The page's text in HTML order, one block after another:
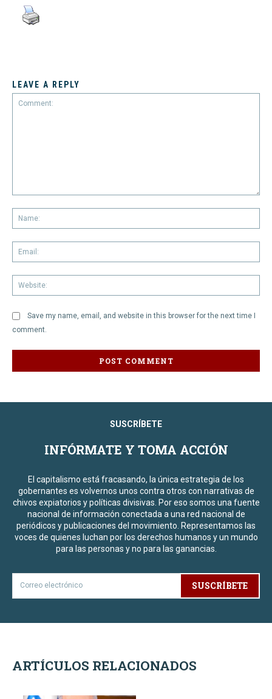
LEAVE A REPLY
Save my name, email, and website in this browser for the next time I
comment.
SUSCRÍBETE
INFÓRMATE Y TOMA ACCIÓN
El capitalismo está fracasando, la única estrategia de los
gobernantes es volvernos unos contra otros con narrativas de
chivos expiatorios y políticas divisivas. Por eso somos una fuente
nacional de información conectada a una red nacional de
periódicos y publicaciones del movimiento. Representamos las
voces de quienes luchan por los derechos humanos y un mundo
para las personas y no para las ganancias.
SUSCRÍBETE
ARTÍCULOS RELACIONADOS